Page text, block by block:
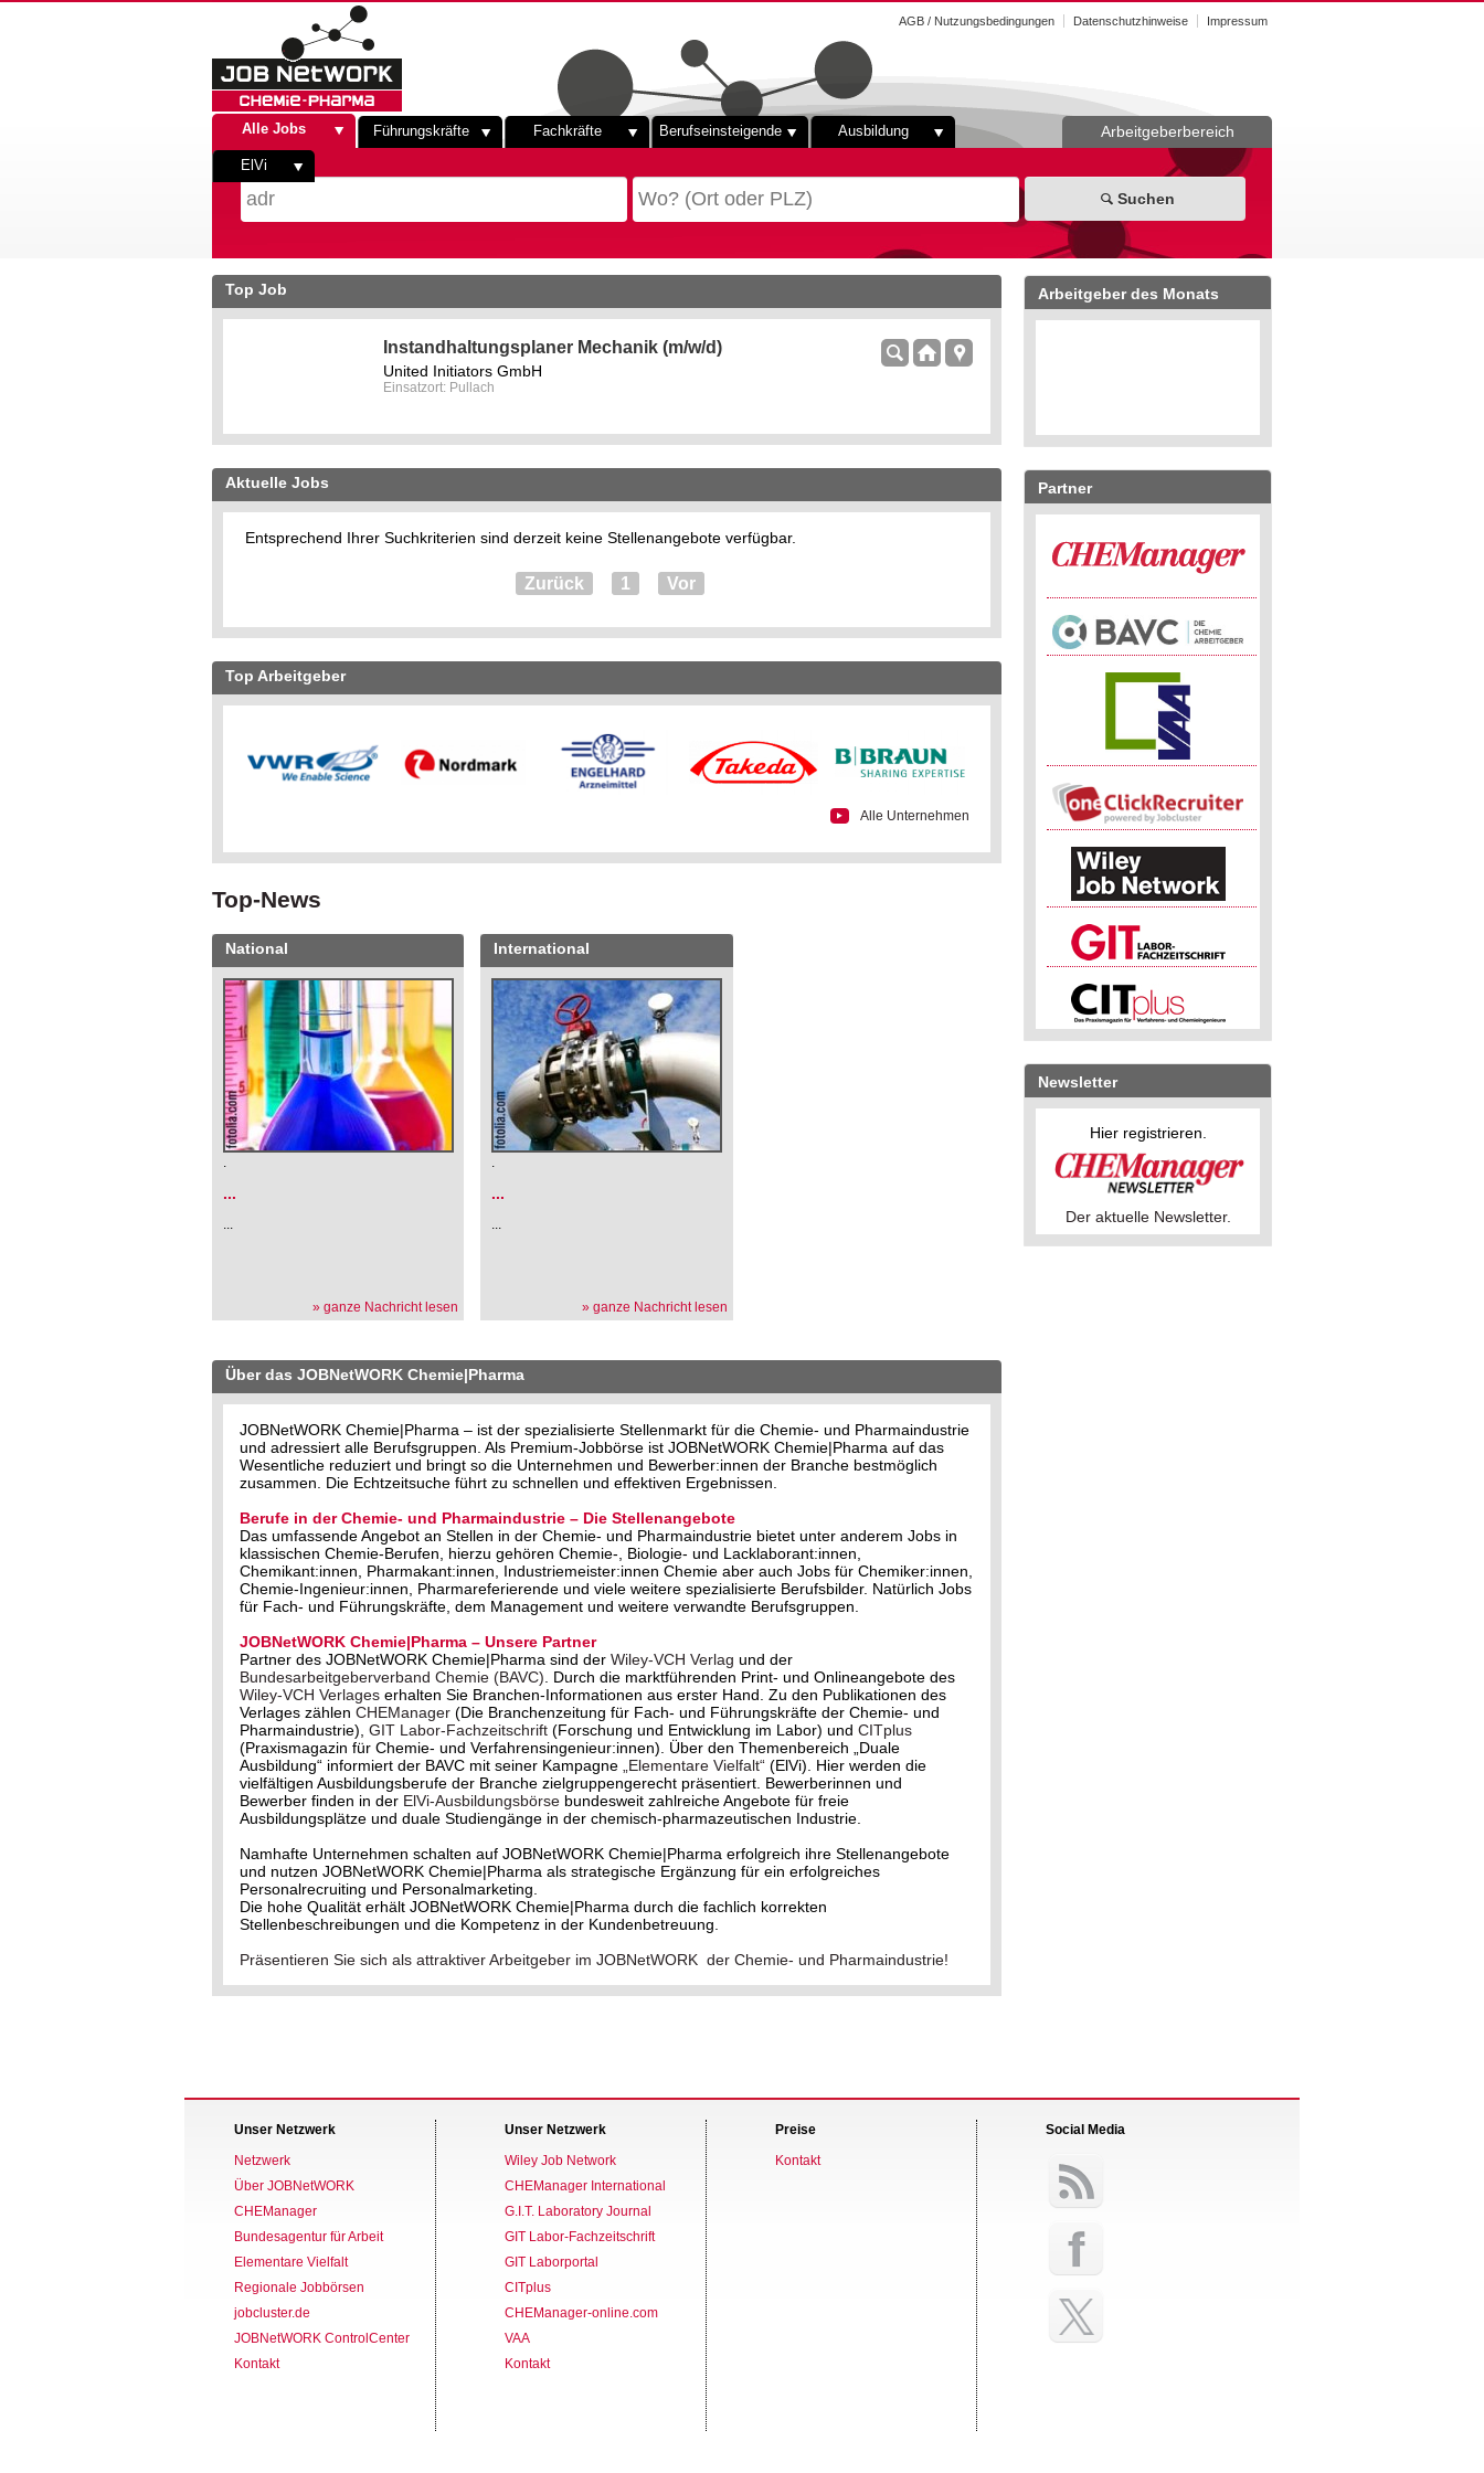
AGB / Nutzungsbedingungen Datenschutzhinweise Impressum
Alle Jobs Führungskräfte Fachkräfte Berufseinsteigende Ausbildung
ElVi
Arbeitgeberbereich
Suchen
Top Job
Instandhaltungsplaner Mechanik (m/w/d)
United Initiators GmbH
Einsatzort: Pullach
Aktuelle Jobs
Entsprechend Ihrer Suchkriterien sind derzeit keine Stellenangebote verfügbar.
Zurück 1 Vor
Top Arbeitgeber
Alle Unternehmen
Top-News
National
.
...
...
» ganze Nachricht lesen
International
.
...
...
» ganze Nachricht lesen
Über das JOBNetWORK Chemie|Pharma
JOBNetWORK Chemie|Pharma – ist der spezialisierte Stellenmarkt für die Chemie- und Pharmaindustrie
und adressiert alle Berufsgruppen. Als Premium-Jobbörse ist JOBNetWORK Chemie|Pharma auf das
Wesentliche reduziert und bringt so die Unternehmen und Bewerber:innen der Branche bestmöglich
zusammen. Die Echtzeitsuche führt zu schnellen und effektiven Ergebnissen.
Berufe in der Chemie- und Pharmaindustrie – Die Stellenangebote
Das umfassende Angebot an Stellen in der Chemie- und Pharmaindustrie bietet unter anderem Jobs in
klassischen Chemie-Berufen, hierzu gehören Chemie-, Biologie- und Lacklaborant:innen,
Chemikant:innen, Pharmakant:innen, Industriemeister:innen Chemie aber auch Jobs für Chemiker:innen,
Chemie-Ingenieur:innen, Pharmareferierende und viele weitere spezialisierte Berufsbilder. Natürlich Jobs
für Fach- und Führungskräfte, dem Management und weitere verwandte Berufsgruppen.
JOBNetWORK Chemie|Pharma – Unsere Partner
Partner des JOBNetWORK Chemie|Pharma sind der Wiley-VCH Verlag und der
Bundesarbeitgeberverband Chemie (BAVC). Durch die marktführenden Print- und Onlineangebote des
Wiley-VCH Verlages erhalten Sie Branchen-Informationen aus erster Hand. Zu den Publikationen des
Verlages zählen CHEManager (Die Branchenzeitung für Fach- und Führungskräfte der Chemie- und
Pharmaindustrie), GIT Labor-Fachzeitschrift (Forschung und Entwicklung im Labor) und CITplus
(Praxismagazin für Chemie- und Verfahrensingenieur:innen). Über den Themenbereich „Duale
Ausbildung“ informiert der BAVC mit seiner Kampagne „Elementare Vielfalt“ (ElVi). Hier werden die
vielfältigen Ausbildungsberufe der Branche zielgruppengerecht präsentiert. Bewerberinnen und
Bewerber finden in der ElVi-Ausbildungsbörse bundesweit zahlreiche Angebote für freie
Ausbildungsplätze und duale Studiengänge in der chemisch-pharmazeutischen Industrie.
Namhafte Unternehmen schalten auf JOBNetWORK Chemie|Pharma erfolgreich ihre Stellenangebote
und nutzen JOBNetWORK Chemie|Pharma als strategische Ergänzung für ein erfolgreiches
Personalrecruiting und Personalmarketing.
Die hohe Qualität erhält JOBNetWORK Chemie|Pharma durch die fachlich korrekten
Stellenbeschreibungen und die Kompetenz in der Kundenbetreuung.
Präsentieren Sie sich als attraktiver Arbeitgeber im JOBNetWORK der Chemie- und Pharmaindustrie!
Arbeitgeber des Monats
Partner
Newsletter
Hier registrieren.
Der aktuelle Newsletter.
Unser Netzwerk
Netzwerk
Über JOBNetWORK
CHEManager
Bundesagentur für Arbeit
Elementare Vielfalt
Regionale Jobbörsen
jobcluster.de
JOBNetWORK ControlCenter
Kontakt
Unser Netzwerk
Wiley Job Network
CHEManager International
G.I.T. Laboratory Journal
GIT Labor-Fachzeitschrift
GIT Laborportal
CITplus
CHEManager-online.com
VAA
Kontakt
Preise
Kontakt
Social Media